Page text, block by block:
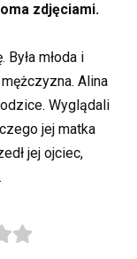
zdjęciami.
młoda i
Alina
Wyglądali
jej matka
jej ojciec,